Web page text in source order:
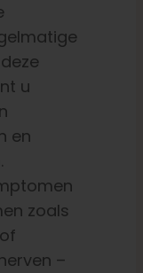
u
en
zoals
–